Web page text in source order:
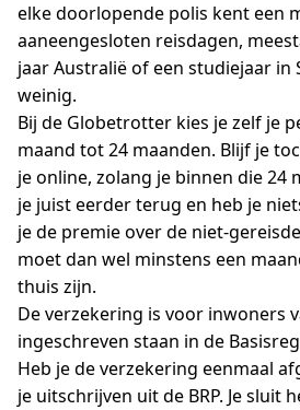
elke doorlopende polis kent een
aaneengesloten reisdagen,
jaar Australië of een studiejaar in
weinig.
Bij de Globetrotter kies je zelf je
maand tot 24 maanden. Blijf je
je online, zolang je binnen die 24
je juist eerder terug en heb je
je de premie over de niet-
moet dan wel minstens een
thuis zijn.
De verzekering is voor inwoners
ingeschreven staan in de
Heb je de verzekering eenmaal
je uitschrijven uit de BRP. Je sluit